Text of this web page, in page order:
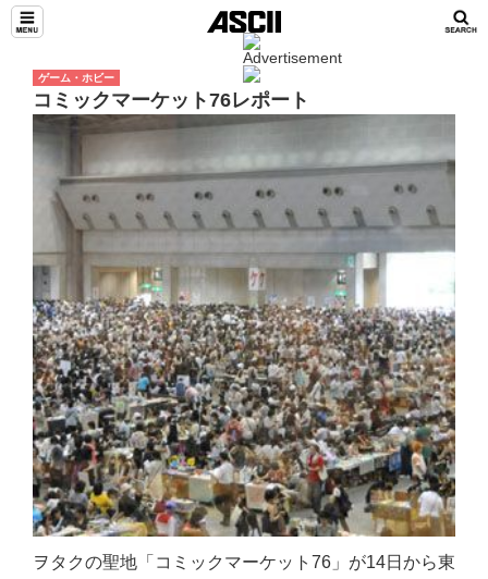
ゲーム・ホビー
コミックマーケット76レポート
ヲタクの聖地「コミックマーケット76」が14日から東